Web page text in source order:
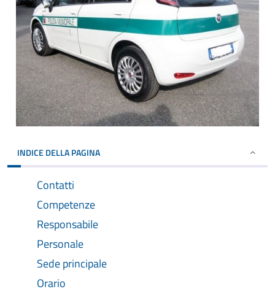
INDICE DELLA PAGINA
Contatti
Competenze
Responsabile
Personale
Sede principale
Orario